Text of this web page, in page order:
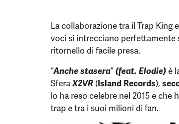
La collaborazione tra il Trap King
voci si intrecciano perfettamente
ritornello di facile presa.
“Anche stasera”(feat. Elodie)è
SferaX2VR (Island Records),
lo ha reso celebre nel 2015 e che
trap e tra i suoi milioni di fan.